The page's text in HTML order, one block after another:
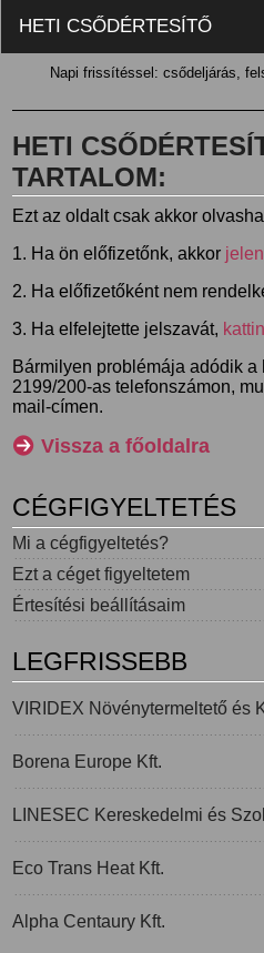
HETI CSŐDÉRTESÍTŐ
Napi frissítéssel: csődeljárás,
HETI
TARTALOM:
Ezt az oldalt csak akkor
1. Ha ön előfizetőnk, akkor
2. Ha előfizetőként nem
3. Ha elfelejtette jelszavát,
Bármilyen problémája adódik
2199/200-as telefonszámon,
mail-címen.
Vissza a főoldalra
CÉGFIGYELTETÉS
Mi a cégfigyeltetés?
Ezt a céget figyeltetem
Értesítési beállításaim
LEGFRISSEBB
VIRIDEX Növénytermeltető és
Borena Europe Kft.
LINESEC Kereskedelmi és
Eco Trans Heat Kft.
Alpha Centaury Kft.